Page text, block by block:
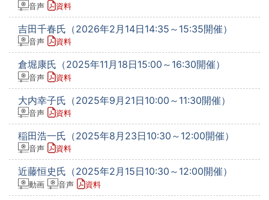
音声 資料
吉田千春氏（2026年2月14日14:35～15:35開催）
音声 資料
倉堀康氏（2025年11月18日15:00～16:30開催）
音声 資料
大内幸子氏（2025年9月21日10:00～11:30開催）
音声 資料
稲田浩一氏（2025年8月23日10:30～12:00開催）
音声 資料
近藤恒史氏（2025年2月15日10:30～12:00開催）
動画 音声 資料